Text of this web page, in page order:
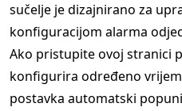
sučelje je dizajnirano za
konfiguracijom alarma
Ako pristupite ovoj stranici
konfigurira određeno
postavka automatski